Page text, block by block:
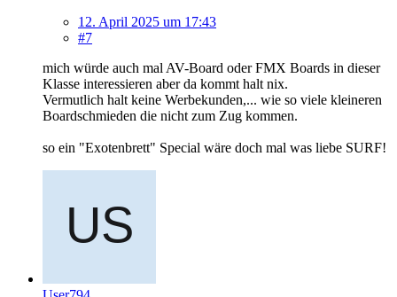
12. April 2025 um 17:43
#7
mich würde auch mal AV-Board oder FMX Boards in dieser
Klasse interessieren aber da kommt halt nix.
Vermutlich halt keine Werbekunden,... wie so viele kleineren
Boardschmieden die nicht zum Zug kommen.
so ein "Exotenbrett" Special wäre doch mal was liebe SURF!